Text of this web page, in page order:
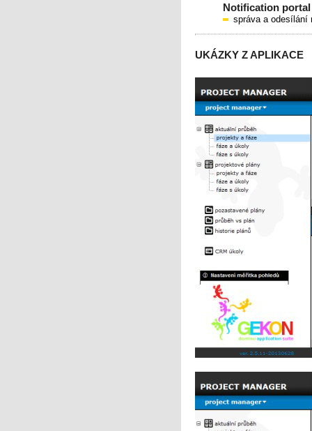
Notification portal
správa a odesílání
UKÁZKY Z APLIKACE